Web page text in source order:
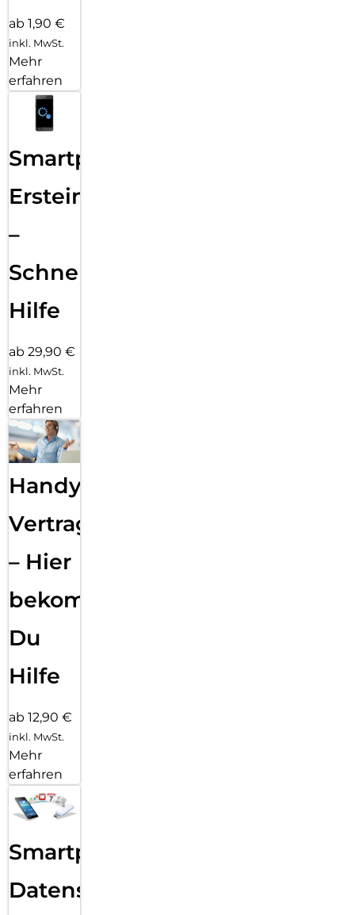
ab 1,90 €
inkl. MwSt.
Mehr
erfahren
Smartphone
Ersteinrichtung
–
Schnelle
Hilfe
ab 29,90 €
inkl. MwSt.
Mehr
erfahren
Handy
Vertragsabwicklung
– Hier
bekommst
Du
Hilfe
ab 12,90 €
inkl. MwSt.
Mehr
erfahren
Smartphone
Datensicherung